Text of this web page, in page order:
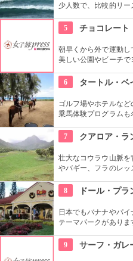
少人数で、比較的リー
心者の方も基本動作
5
朝早くから外で運動
美しい公園やビーチで
芝生エリアで無料の
コチラもぜひ。
6 タートル・ベ
ゴルフ場やホテルなど
乗馬体験プログラムも
暮れ時のビーチを巡
7 クアロア・ラ
壮大なコウラウ山脈
やバギー、フラのレッ
ック・パーク』のロ
あります。
8 ドール・プ
日本でもバナナやパ
テーマパークがありま
めるアトラクション
9 サーフ・ガレ